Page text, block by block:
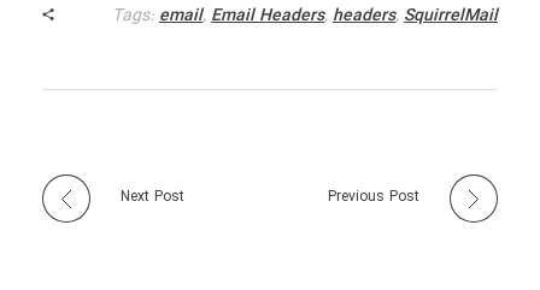
Tags:email, Email Headers, headers, SquirrelMail
Previous Post
Next Post